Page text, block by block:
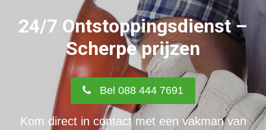
24/7 Ontstoppingsdienst –
Scherpe prijzen
Bel 088 444 7691
Kom direct in contact met een vakman van